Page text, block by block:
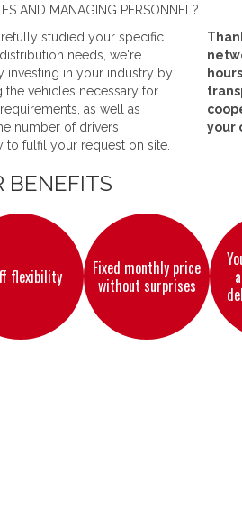
AND MANAGING PERSONNEL?
studied your specific
needs, we're
investing in your industry by
the vehicles necessary for
as well as
number of drivers
to fulfil your request on site.
your
BENEFITS
flexibility
Fixed monthly price
without surprises